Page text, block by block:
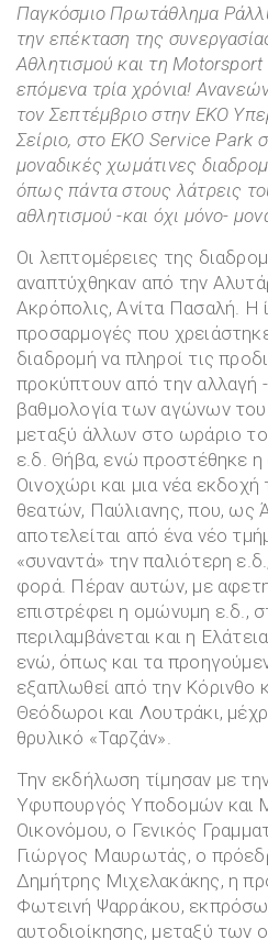
Παγκόσμιο Πρωτάθλημα
την επέκταση της
Αθλητισμού και τη Motorsport
επόμενα τρία χρόνια!
τον Σεπτέμβριο στην ΕΚΟ
Σείριο, στο ΕΚΟ Service Park
μοναδικές χωμάτινες
όπως πάντα στους λάτρεις
αθλητισμού -και όχι μόνο-
Οι λεπτομέρειες της
αναπτύχθηκαν από την
Ακρόπολις, Ανίτα Πασαλή. Η
προσαρμογές που
διαδρομή να πληροί τις
προκύπτουν από την αλλαγή
βαθμολογία των αγώνων
μεταξύ άλλων στο ωράριο
ε.δ. Θήβα, ενώ προστέθηκε η
Οινοχώρι και μια νέα
θεατών, Παύλιανης, που, ως
αποτελείται από ένα νέο
«συναντά» την παλιότερη
φορά. Πέραν αυτών, με
επιστρέφει η ομώνυμη ε.δ.,
περιλαμβάνεται και η
ενώ, όπως και τα
εξαπλωθεί από την Κόρινθο
Θεόδωροι και Λουτράκι,
θρυλικό «Ταρζάν».
Την εκδήλωση τίμησαν με
Υφυπουργός Υποδομών και
Οικονόμου, ο Γενικός
Γιώργος Μαυρωτάς, ο
Δημήτρης Μιχελακάκης, η
Φωτεινή Ψαρράκου,
αυτοδιοίκησης, μεταξύ των